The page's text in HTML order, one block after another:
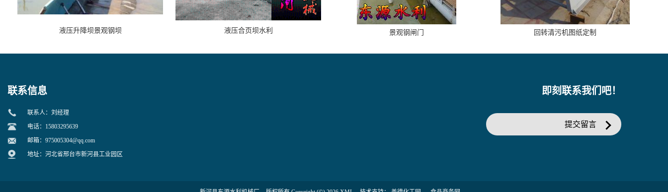
液压升降坝景观钢坝 液压合页坝水利 景观钢闸门 回转清污机图纸定制
联系信息
联系人：刘经理
电话：15803295639
邮箱： 975005304@qq.com
地址：河北省邢台市新河县工业园区
即刻联系我们吧！
提交留言